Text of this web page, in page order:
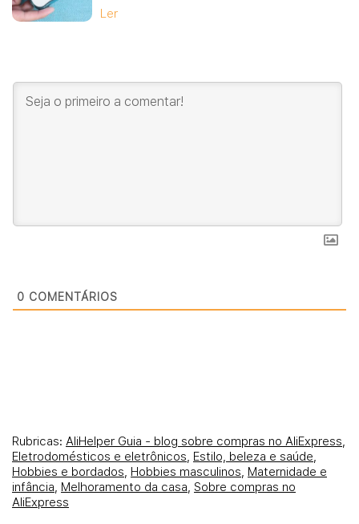
Ler
0 COMENTÁRIOS
Rubricas: AliHelper Guia - blog sobre compras no AliExpress,
Eletrodomésticos e eletrônicos, Estilo, beleza e saúde,
Hobbies e bordados, Hobbies masculinos, Maternidade e
infância, Melhoramento da casa, Sobre compras no
AliExpress